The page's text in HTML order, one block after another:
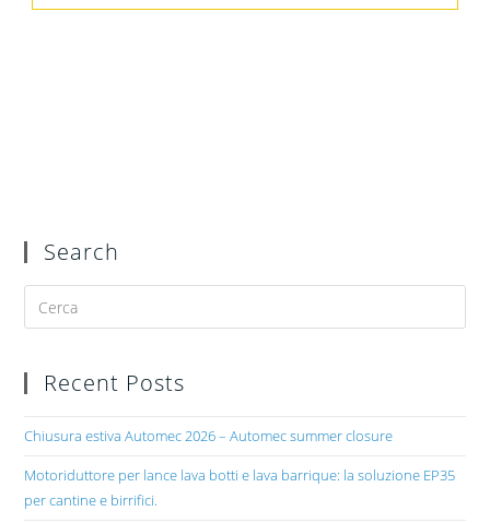
Search
Recent Posts
Chiusura estiva Automec 2026 – Automec summer closure
Motoriduttore per lance lava botti e lava barrique: la soluzione EP35
per cantine e birrifici.